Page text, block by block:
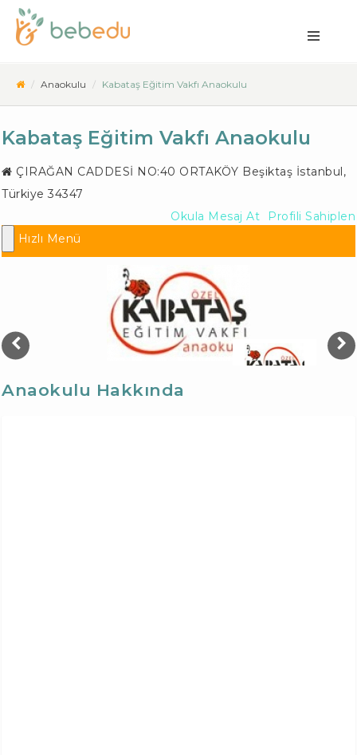
Anaokulu Kabataş Eğitim Vakfı Anaokulu
Kabataş Eğitim Vakfı Anaokulu
ÇIRAĞAN CADDESİ NO:40 ORTAKÖY Beşiktaş İstanbul,
Türkiye 34347
Profili Sahiplen
Okula Mesaj At
Hızlı Menü
Anaokulu Hakkında